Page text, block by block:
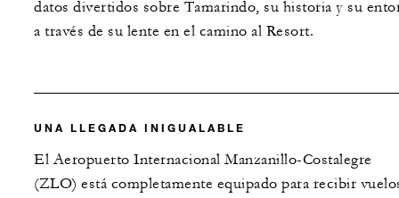
datos divertidos sobre Tamarindo, su historia y su
a través de su lente en el camino al Resort.
UNA LLEGADA INIGUALABLE
El Aeropuerto Internacional Manzanillo-Costalegre
(ZLO) está completamente equipado para recibir